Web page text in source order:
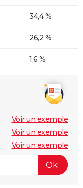
34,4 %
26,2 %
1,6 %
Voir un exemple
Voir un exemple
Voir un exemple